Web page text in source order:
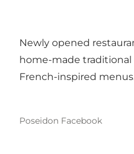
Newly opened
home-made traditional
French-inspired
Poseidon Facebook